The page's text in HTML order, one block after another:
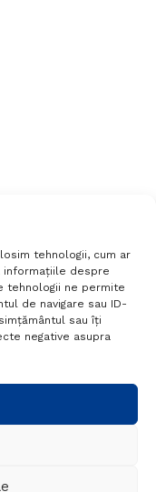
tehnologii, cum ar
informațiile despre
tehnologii ne permite
de navigare sau ID-
sau îți
negative asupra
194